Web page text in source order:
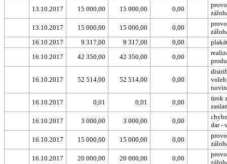
13.10.2017
15 000,00 15 000,00 0,00
13.10.2017
15 000,00 15 000,00 0,00
16.10.2017
9 317,00 9 317,00 0,00
16.10.2017
42 350,00 42 350,00 0,00
16.10.2017 52 514,00 52 514,00 0,00
novin
16.10.2017
0,01 0,01 0,00
úrok
16.10.2017
3 000,00 3 000,00 0,00
dar -
16.10.2017
15 000,00 15 000,00 0,00
16.10.2017
20 000,00 20 000,00 0,00